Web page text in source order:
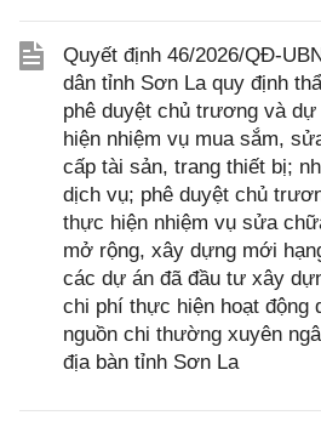
Quyết định 46/2026/QĐ-
dân tỉnh Sơn La quy định
phê duyệt chủ trương và
hiện nhiệm vụ mua sắm,
cấp tài sản, trang thiết bị;
dịch vụ; phê duyệt chủ
thực hiện nhiệm vụ sửa
mở rộng, xây dựng mới
các dự án đã đầu tư xây
chi phí thực hiện hoạt động
nguồn chi thường xuyên
địa bàn tỉnh Sơn La